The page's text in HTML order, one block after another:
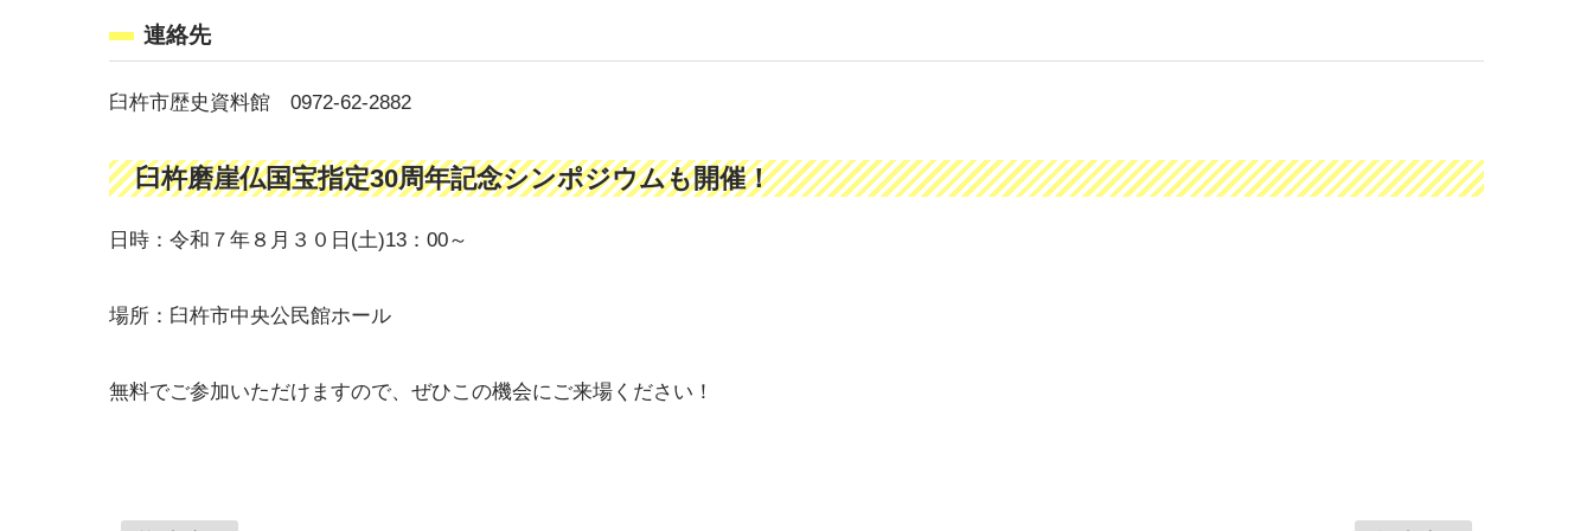
連絡先
臼杵市歴史資料館 0972-62-2882
臼杵磨崖仏国宝指定30周年記念シンポジウムも開催！
日時：令和７年８月３０日(土)13：00～
場所：臼杵市中央公民館ホール
無料でご参加いただけますので、ぜひこの機会にご来場ください！